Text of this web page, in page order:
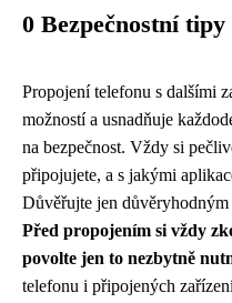
0 Bezpečnostní tipy
Propojení telefonu s dalšími
možností a usnadňuje
na bezpečnost. Vždy si
připojujete, a s jakými
Důvěřujte jen
Před propojením si vždy
povolte jen to nezbytně
telefonu i připojených